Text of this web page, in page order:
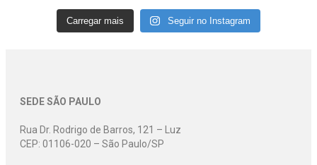
Carregar mais Seguir no Instagram
SEDE SÃO PAULO
Rua Dr. Rodrigo de Barros, 121 – Luz
CEP: 01106-020 – São Paulo/SP